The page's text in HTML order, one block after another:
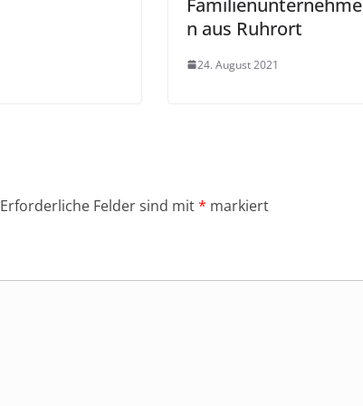
n aus Ruhrort
24. August 2021
Erforderliche Felder sind mit* markiert